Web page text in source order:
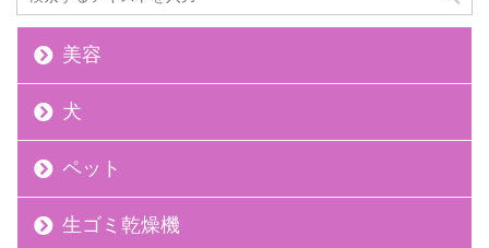
美容
犬
ペット
生ゴミ乾燥機